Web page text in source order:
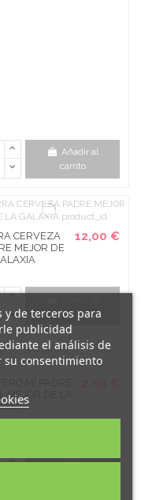
Añadir al
carrito
CERVEZA
MEJOR DE
12,00 €
carrito
MI PADRE
MEJOR DE LA
carrito
y de terceros para
publicidad
el análisis de
su consentimiento